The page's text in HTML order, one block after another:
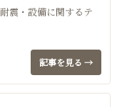
震・設備に関するテ
記事を見る →